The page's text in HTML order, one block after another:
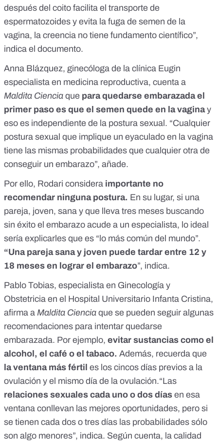
después del coito facilita el transporte de
espermatozoides y evita la fuga de semen de la
vagina, la creencia no tiene fundamento científico”,
indica el documento.
Anna Blázquez, ginecóloga de la clínica Eugin
especialista en medicina reproductiva, cuenta a
Maldita Ciencia que para quedarse embarazada el
primer paso es que el semen quede en la vaginay
eso es independiente de la postura sexual. “Cualquier
postura sexual que implique un eyaculado en la vagina
tiene las mismas probabilidades que cualquier otra de
conseguir un embarazo”, añade.
Por ello, Rodari considera importante no
recomendar ninguna postura. En su lugar, si una
pareja, joven, sana y que lleva tres meses buscando
sin éxito el embarazo acude a un especialista, lo ideal
sería explicarles que es “lo más común del mundo”.
“Una pareja sana y joven puede tardar entre 12 y
18 meses en lograr el embarazo”, indica.
Pablo Tobias, especialista en Ginecología y
Obstetricia en el Hospital Universitario Infanta Cristina,
afirma a Maldita Ciencia que se pueden seguir algunas
recomendaciones para intentar quedarse
embarazada. Por ejemplo, evitar sustancias como el
alcohol, el café o el tabaco. Además, recuerda que
la ventana más fértil es los cincos días previos a la
ovulación y el mismo día de la ovulación.“Las
relaciones sexuales cada uno o dos días en esa
ventana conllevan las mejores oportunidades, pero si
se tienen cada dos o tres días las probabilidades sólo
son algo menores”, indica. Según cuenta, la calidad